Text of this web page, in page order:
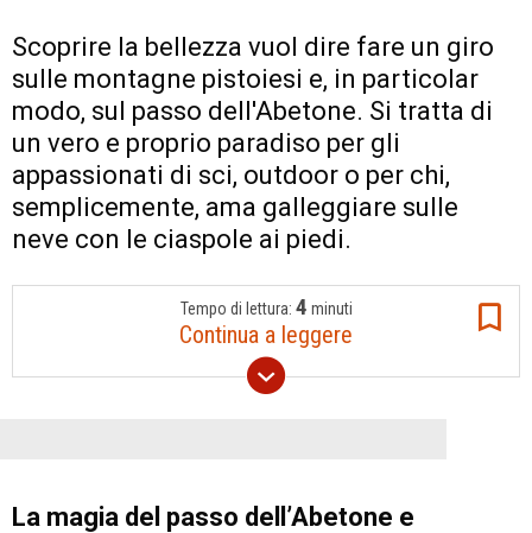
Scoprire la bellezza vuol dire fare un giro
sulle montagne pistoiesi e, in particolar
modo, sul passo dell'Abetone. Si tratta di
un vero e proprio paradiso per gli
appassionati di sci, outdoor o per chi,
semplicemente, ama galleggiare sulle
neve con le ciaspole ai piedi.
Tempo di lettura: 4 minuti
Continua a leggere
La magia del passo dell’Abetone e